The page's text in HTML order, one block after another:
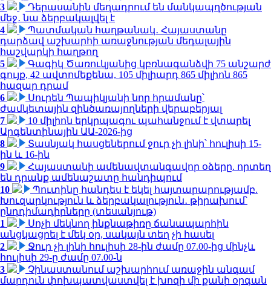
3
Դերասանին մեղադրում են մանկապղծության
մեջ․ նա ձերբակալվել է
4
Պատմական հաղթանակ․ Հայաստանը
դարձավ աշխարհի առաջնության մեդալային
հաշվարկի հաղթող
5
Գագիկ Ծառուկյանից կբռնագանձվի 75 անշարժ
գույք, 42 ավտոմեքենա, 105 միլիարդ 865 միլիոն 865
հազար դրամ
6
Սուրեն Պապիկյանի նոր հրամանը՝
ժամկետային զինծառայողների վերաբերյալ
7
10 միլիոն երկրպագու պահանջում է վտարել
Արգենտինային ԱԱ-2026-ից
8
Տասնյակ հասցեներում ջուր չի լինի՝ հուլիսի 15-
ին և 16-ին
9
Հայաստանի ամենավտանգավոր օձերը. որտեղ
են դրանք ամենաշատը հանդիպում
10
Պուտինը հանդես է եկել հայտարարությամբ.
Խուզարկություն և ձերբակալություն․ թիրախում՝
ընդդիմադիրները (տեսանյութ)
1
Սոչի մեկնող ինքնաթիռը ճանապարհին
անցկացրել է մեկ օր, սակայն տեղ չի հասել
2
Ջուր չի լինի հուլիսի 28-ին ժամը 07.00-ից մինչև
հուլիսի 29-ը ժամը 07.00-ն
3
Չինաստանում աշխարհում առաջին անգամ
մարդուն փոխպատվաստվել է խոզի մի քանի օրգան